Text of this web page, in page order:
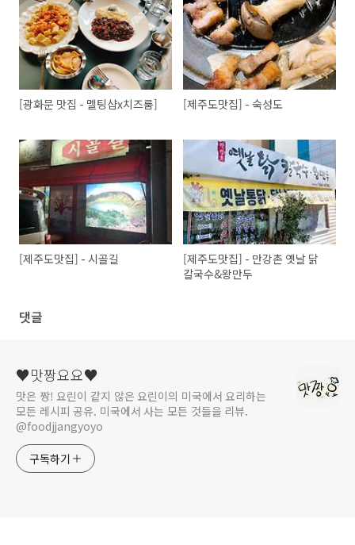
[광화문 맛집 - 멜팅샵x치즈룸] [제주도맛집] - 숙성도
[제주도맛집] - 시골길
[제주도맛집] - 만강촌 옛날 닭
칼국수&왕만두
댓글
♥맛짱요요♥
맛은 짱! 요린이 같지 않은 요린이의 미국에서 요리하는
모든 레시피 공유. 미국에서 사는 모든 것들을 리뷰.
@foodjjangyoyo
구독하기